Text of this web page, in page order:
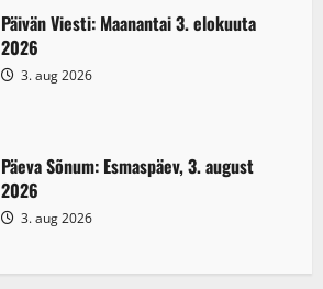
Päivän Viesti: Maanantai 3. elokuuta
2026
3. aug 2026
Päeva Sõnum: Esmaspäev, 3. august
2026
3. aug 2026